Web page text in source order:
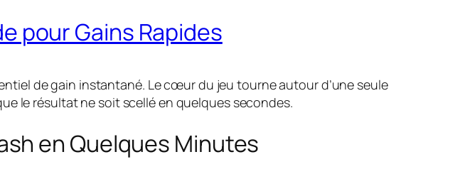
pour Gains Rapides
de gain instantané. Le cœur du jeu tourne autour d’une seule
le résultat ne soit scellé en quelques secondes.
en Quelques Minutes